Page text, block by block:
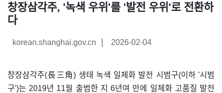
창장삼각주, '녹색 우위'를 '발전 우위'로 전환하
다
korean.shanghai.gov.cn | 2026-02-04
창장삼각주(長三角) 생태 녹색 일체화 발전 시범구(이하 '시범
구')는 2019년 11월 출범한 지 6년여 만에 일체화 고품질 발전